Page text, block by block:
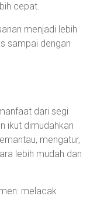
cepat.
menjadi lebih
sampai dengan
dari segi
ikut dimudahkan
mengatur,
lebih mudah dan
melacak